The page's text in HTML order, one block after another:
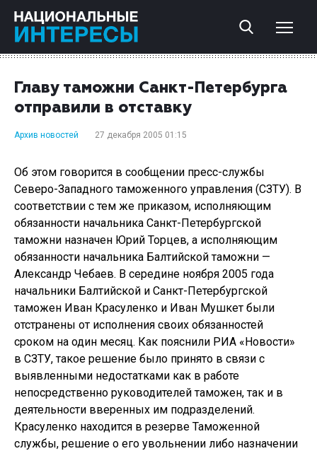
Главу таможни Санкт-Петербурга
отправили в отставку
Архив новостей 27 декабря 2005 01:15
Об этом говорится в сообщении пресс-службы
Северо-Западного таможенного управления (СЗТУ). В
соответствии с тем же приказом, исполняющим
обязанности начальника Санкт-Петербургской
таможни назначен Юрий Торцев, а исполняющим
обязанности начальника Балтийской таможни —
Александр Чебаев. В середине ноября 2005 года
начальники Балтийской и Санкт-Петербургской
таможен Иван Красуленко и Иван Мушкет были
отстранены от исполнения своих обязанностей
сроком на один месяц. Как пояснили РИА «Новости»
в СЗТУ, такое решение было принято в связи с
выявленными недостатками как в работе
непосредственно руководителей таможен, так и в
деятельности вверенных им подразделений.
Красуленко находится в резерве Таможенной
службы, решение о его увольнении либо назначении